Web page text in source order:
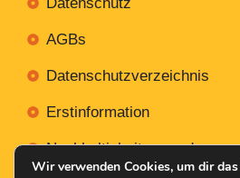
AGBs
Datenschutzverzeichnis
Erstinformation
Nachhaltigkeitsverordnung
Wir verwenden Cookies, um dir